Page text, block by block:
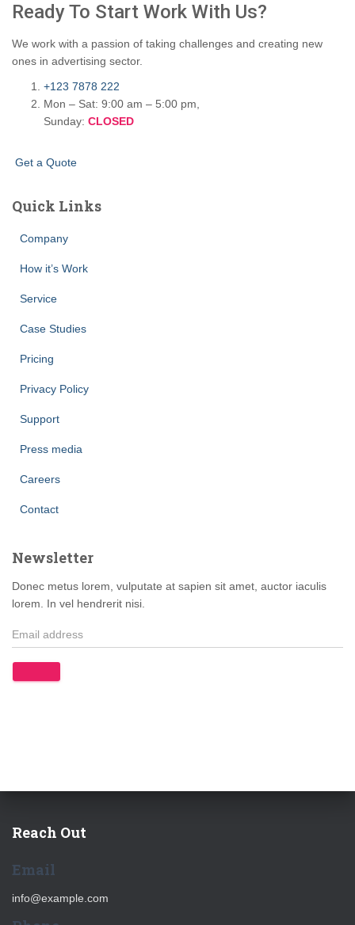
Ready To Start Work With Us?
We work with a passion of taking challenges and creating new
ones in advertising sector.
+123 7878 222
Mon – Sat: 9:00 am – 5:00 pm,
Sunday: CLOSED
Get a Quote
Quick Links
Company
How it’s Work
Service
Case Studies
Pricing
Privacy Policy
Support
Press media
Careers
Contact
Newsletter
Donec metus lorem, vulputate at sapien sit amet, auctor iaculis
lorem. In vel hendrerit nisi.
Reach Out
Email
info@example.com